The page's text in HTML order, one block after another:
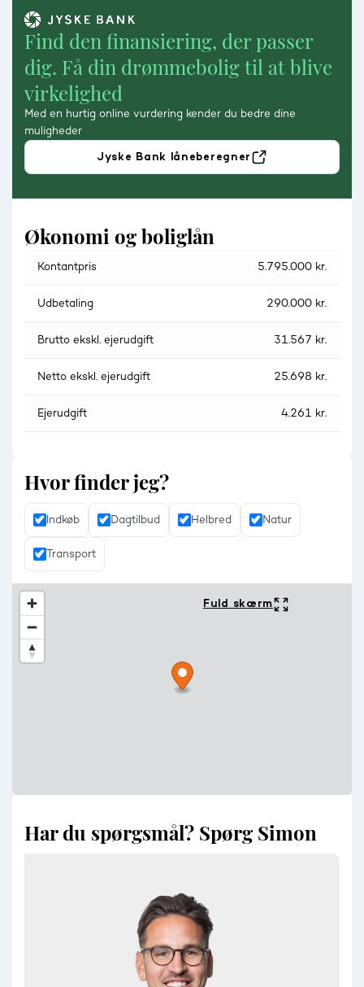
Find den finansiering, der passer
dig. Få din drømmebolig til at blive
virkelighed
Med en hurtig online vurdering kender du bedre dine
muligheder
Jyske Bank låneberegner
Økonomi og boliglån
Kontantpris 5.795.000 kr.
Udbetaling 290.000 kr.
Brutto ekskl. ejerudgift 31.567 kr.
Netto ekskl. ejerudgift 25.698 kr.
Ejerudgift 4.261 kr.
Hvor finder jeg?
Indkøb Dagtilbud Helbred Natur
Transport
Fuld skærm
Har du spørgsmål? Spørg Simon